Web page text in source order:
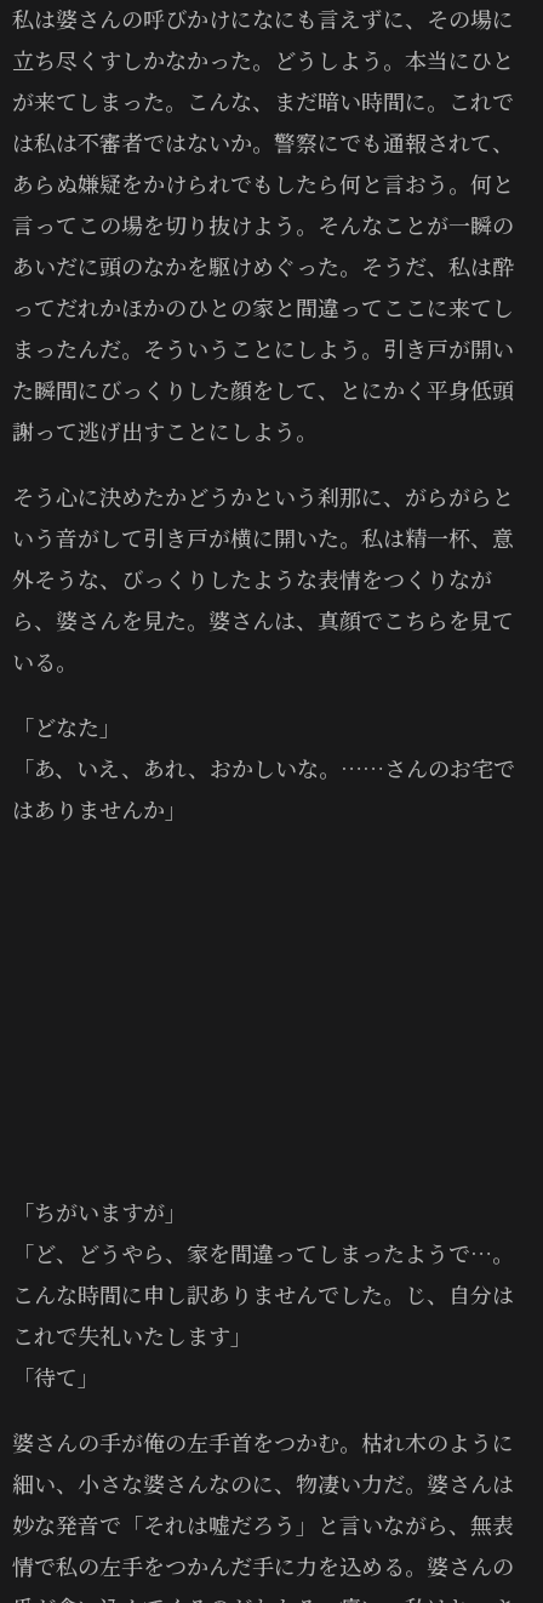
私は婆さんの呼びかけになにも言えずに、その場に
立ち尽くすしかなかった。どうしよう。本当にひと
が来てしまった。こんな、まだ暗い時間に。これで
は私は不審者ではないか。警察にでも通報されて、
あらぬ嫌疑をかけられでもしたら何と言おう。何と
言ってこの場を切り抜けよう。そんなことが一瞬の
あいだに頭のなかを駆けめぐった。そうだ、私は酔
ってだれかほかのひとの家と間違ってここに来てし
まったんだ。そういうことにしよう。引き戸が開い
た瞬間にびっくりした顔をして、とにかく平身低頭
謝って逃げ出すことにしよう。
そう心に決めたかどうかという刹那に、がらがらと
いう音がして引き戸が横に開いた。私は精一杯、意
外そうな、びっくりしたような表情をつくりなが
ら、婆さんを見た。婆さんは、真顔でこちらを見て
いる。
「どなた」
「あ、いえ、あれ、おかしいな。……さんのお宅で
はありませんか」
「ちがいますが」
「ど、どうやら、家を間違ってしまったようで…。
こんな時間に申し訳ありませんでした。じ、自分は
これで失礼いたします」
「待て」
婆さんの手が俺の左手首をつかむ。枯れ木のように
細い、小さな婆さんなのに、物凄い力だ。婆さんは
妙な発音で「それは嘘だろう」と言いながら、無表
情で私の左手をつかんだ手に力を込める。婆さんの